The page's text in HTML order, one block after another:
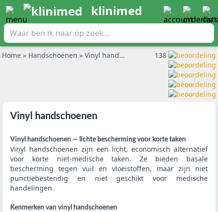
klinimed
Home » Handschoenen » Vinyl handschoenen 138
Vinyl handschoenen
Vinyl handschoenen — lichte bescherming voor korte taken
Vinyl handschoenen zijn een licht, economisch alternatief
voor korte niet-medische taken. Ze bieden basale
bescherming tegen vuil en vloeistoffen, maar zijn niet
punctiebestendig en niet geschikt voor medische
handelingen.
Kenmerken van vinyl handschoenen